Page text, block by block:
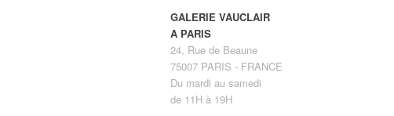
GALERIE VAUCLAIR
A PARIS
24, Rue de Beaune
75007 PARIS - FRANCE
Du mardi au samedi
de 11H à 19H